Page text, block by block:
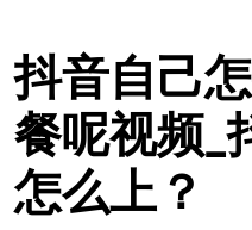
抖音自己
餐呢视频_
怎么上？